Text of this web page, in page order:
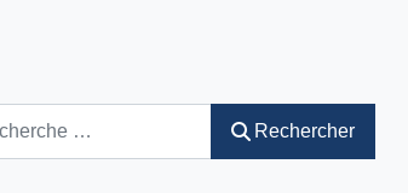
Rechercher